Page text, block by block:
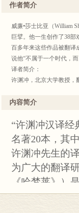
作者简介
威廉•莎士比亚（William
巨擘。他一生创作了38
百多年来这些作品被翻译
说他“不属于一个时代，
译者简介：
许渊冲，北京大学教授，
人”。他在名著中译方面
奖项之一的“北极光”杰出
内容简介
“许渊冲汉译经
名著20本，其
许渊冲先生的
为广大的翻译
《哈梦莱》）
之一。剧情讲